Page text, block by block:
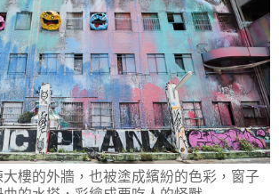
樓的外牆，也被塗成繽紛的色彩，窗子